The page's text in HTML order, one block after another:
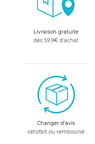
Livraison gratuite
dès 59.9€ d'achat
Changer d'avis
satisfait ou remboursé